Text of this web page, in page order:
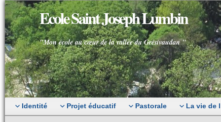
Ecole Saint Joseph Lumbin
"Mon école au cœur de la vallée du Grésivaudan "
Identité Projet éducatif Pastorale La vie de